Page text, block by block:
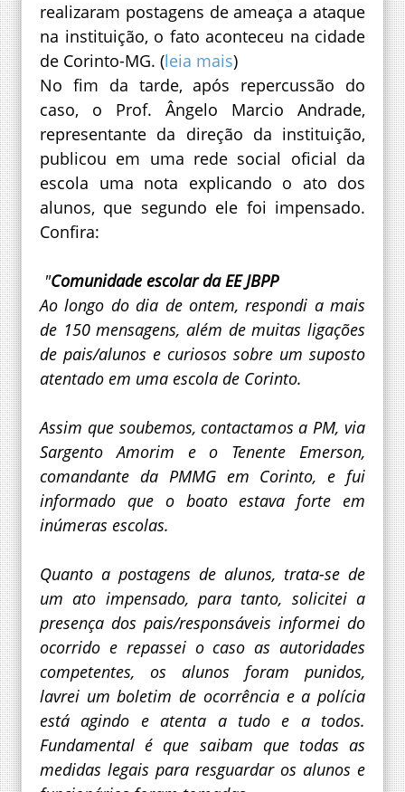
realizaram postagens de ameaça a ataque
na instituição, o fato aconteceu na cidade
de Corinto-MG. (leia mais)
No fim da tarde, após repercussão do
caso, o Prof. Ângelo Marcio Andrade,
representante da direção da instituição,
publicou em uma rede social oficial da
escola uma nota explicando o ato dos
alunos, que segundo ele foi impensado.
Confira:
"Comunidade escolar da EE JBPP
Ao longo do dia de ontem, respondi a mais
de 150 mensagens, além de muitas ligações
de pais/alunos e curiosos sobre um suposto
atentado em uma escola de Corinto.
Assim que soubemos, contactamos a PM, via
Sargento Amorim e o Tenente Emerson,
comandante da PMMG em Corinto, e fui
informado que o boato estava forte em
inúmeras escolas.
Quanto a postagens de alunos, trata-se de
um ato impensado, para tanto, solicitei a
presença dos pais/responsáveis informei do
ocorrido e repassei o caso as autoridades
competentes, os alunos foram punidos,
lavrei um boletim de ocorrência e a polícia
está agindo e atenta a tudo e a todos.
Fundamental é que saibam que todas as
medidas legais para resguardar os alunos e